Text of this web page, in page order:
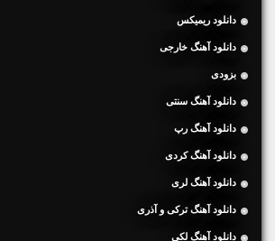
دانلود ریمیکس
دانلود آهنگ خارجی
بزودی
دانلود آهنگ سنتی
دانلود آهنگ رپ
دانلود آهنگ کردی
دانلود آهنگ لری
دانلود آهنگ ترکی و آذری
دانلود آهنگ لکی